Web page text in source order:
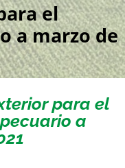
el
a marzo de
para el
a